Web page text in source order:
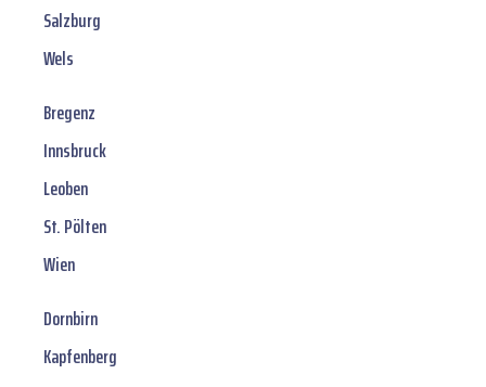
Salzburg
Wels
Bregenz
Innsbruck
Leoben
St. Pölten
Wien
Dornbirn
Kapfenberg